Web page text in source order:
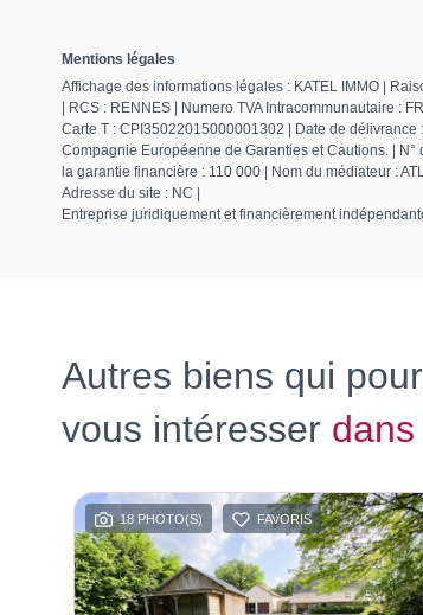
Mentions légales
Affichage des informations légales : KATEL IMMO |
| RCS : RENNES | Numero TVA Intracommunautaire :
Carte T : CPI35022015000001302 | Date de
Compagnie Européenne de Garanties et Cautions. |
la garantie financière : 110 000 | Nom du médiateur :
Adresse du site : NC |
Entreprise juridiquement et financièrement
Autres biens qui
vous intéresser
18 PHOTO(S) FAVORIS